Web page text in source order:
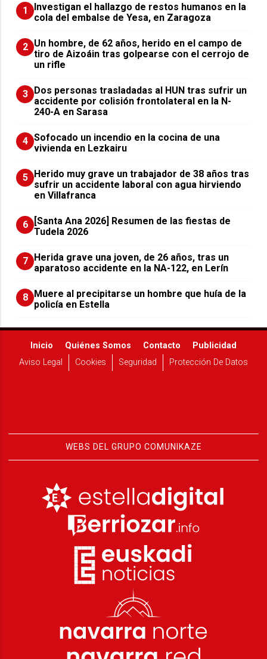
1
Investigan el hallazgo de restos humanos en la
cola del embalse de Yesa, en Zaragoza
2 Un hombre, de 62 años, herido en el campo de
tiro de Aizoáin tras golpearse con el cerrojo de
un rifle
3 ​Dos personas trasladadas al HUN tras sufrir un
accidente por colisión frontolateral en la N-
240-A en Sarasa
4 Sofocado un incendio en la cocina de una
vivienda en Lezkairu
5 Herido muy grave un trabajador de 38 años tras
sufrir un accidente laboral con agua hirviendo
en Villafranca
6
[Santa Ana 2026] Resumen de las fiestas de
Tudela 2026
7 Herida grave una joven, de 26 años, tras un
aparatoso accidente en la NA-122, en Lerín
8 Muere al precipitarse un hombre que huía de la
policía en Estella
Inicio Quiénes Somos Contacto
Publicidad
Aviso Legal
Cookies Seguridad Protección De Datos
WEBS DEL GRUPO COMUNIKAZE